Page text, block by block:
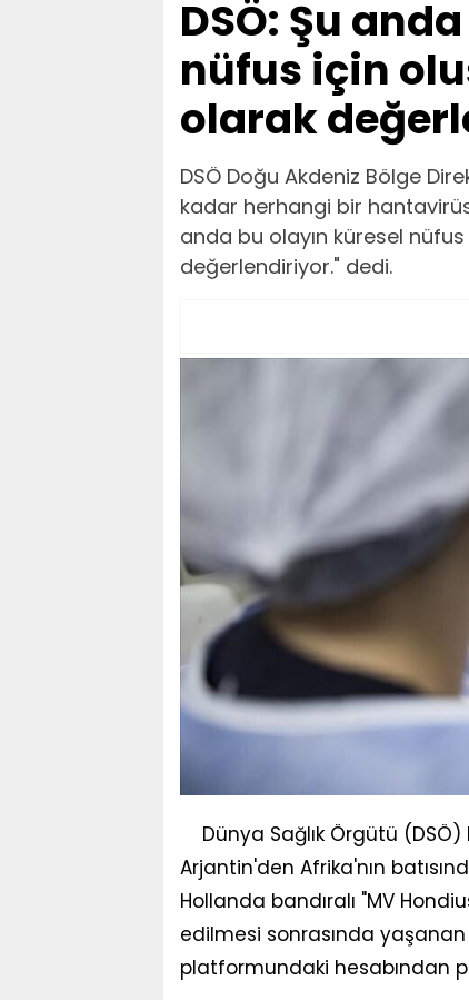
DSÖ: Şu
nüfus için
olarak
DSÖ Doğu Akdeniz Bölge
kadar herhangi bir
anda bu olayın küresel
değerlendiriyor." dedi.
Dünya Sağlık Örgütü
Arjantin'den Afrika'nın
Hollanda bandıralı "MV
edilmesi sonrasında
platformundaki hesabından